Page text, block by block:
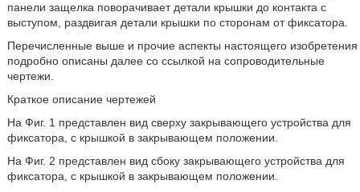
панели защелка поворачивает детали крышки до контакта с
выступом, раздвигая детали крышки по сторонам от фиксатора.
Перечисленные выше и прочие аспекты настоящего изобретения
подробно описаны далее со ссылкой на сопроводительные
чертежи.
Краткое описание чертежей
На Фиг. 1 представлен вид сверху закрывающего устройства для
фиксатора, с крышкой в закрывающем положении.
На Фиг. 2 представлен вид сбоку закрывающего устройства для
фиксатора, с крышкой в закрывающем положении.